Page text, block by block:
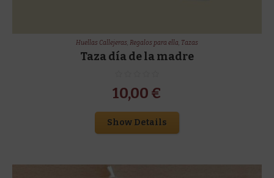
Huellas Callejeras, Regalos para ella, Tazas
Taza día de la madre
10,00 €
Show Details